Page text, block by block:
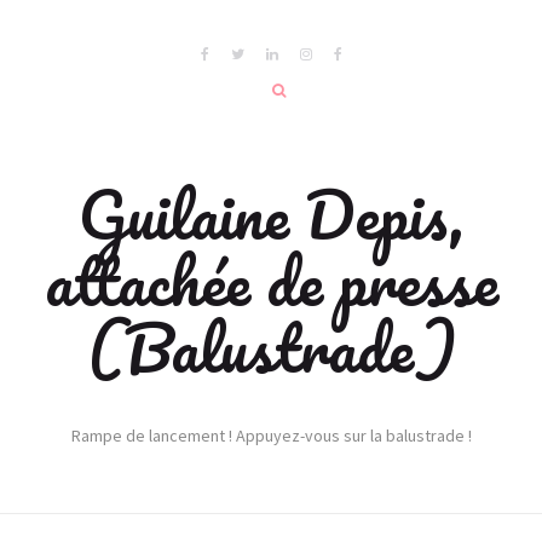
Guilaine Depis,
attachée de presse
(Balustrade)
Rampe de lancement ! Appuyez-vous sur la balustrade !